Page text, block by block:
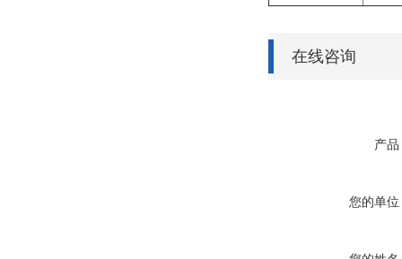
在线咨询
产品
您的单位